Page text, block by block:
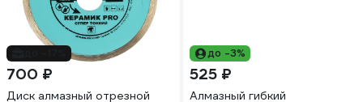
700 ₽
Диск алмазный отрезной
до -3%
525 ₽
Алмазный гибкий